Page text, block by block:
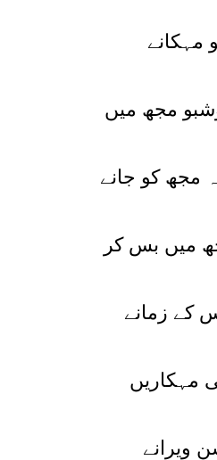
مہکانے
مجھ میں
مجھ کو جانے
میں بس کر
کے زمانے
مہکاریں
ویرانے